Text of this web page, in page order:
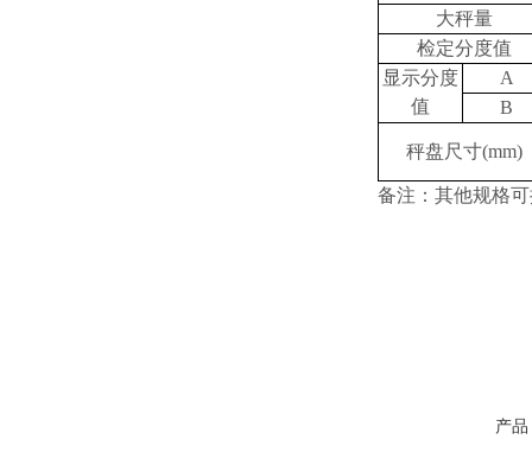
大秤量
检定分度值
显示分度
值
A
B
秤盘尺寸(mm)
备注：其他规格
产品